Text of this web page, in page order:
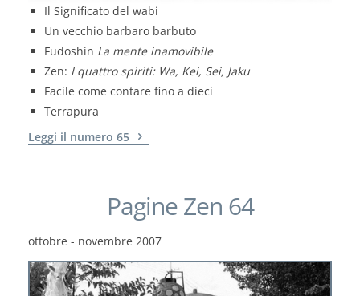
Il Significato del wabi
Un vecchio barbaro barbuto
Fudoshin La mente inamovibile
Zen: I quattro spiriti: Wa, Kei, Sei, Jaku
Facile come contare fino a dieci
Terrapura
Leggi il numero 65
Pagine Zen 64
ottobre - novembre 2007